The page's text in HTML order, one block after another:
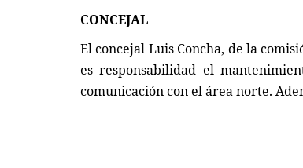
CONCEJAL
El concejal Luis Concha, de la
es responsabilidad el
comunicación con el área norte.